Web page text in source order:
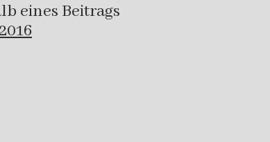
eines Beitrags